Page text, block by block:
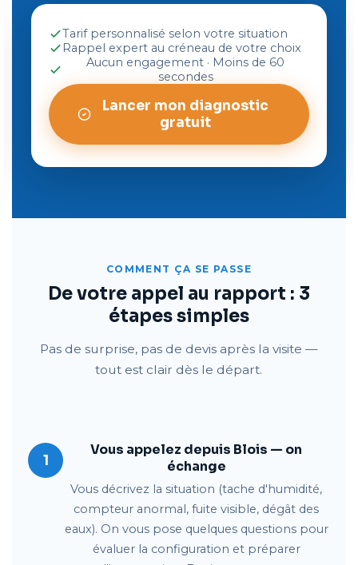
Tarif personnalisé selon votre situation
Rappel expert au créneau de votre choix
Aucun engagement · Moins de 60
secondes
Lancer mon diagnostic
gratuit
COMMENT ÇA SE PASSE
De votre appel au rapport : 3
étapes simples
Pas de surprise, pas de devis après la visite —
tout est clair dès le départ.
1
Vous appelez depuis Blois — on
échange
Vous décrivez la situation (tache d'humidité,
compteur anormal, fuite visible, dégât des
eaux). On vous pose quelques questions pour
évaluer la configuration et préparer